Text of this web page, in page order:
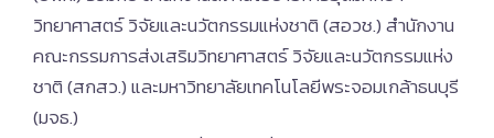
วิทยาศาสตร์ วิจัยและนวัตกรรมแห่งชาติ (สอวช.) สำนักงาน
คณะกรรมการส่งเสริมวิทยาศาสตร์ วิจัยและนวัตกรรมแห่ง
ชาติ (สกสว.) และมหาวิทยาลัยเทคโนโลยีพระจอมเกล้าธนบุรี
(มจธ.)